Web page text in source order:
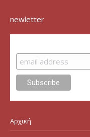
newletter
Αρχική